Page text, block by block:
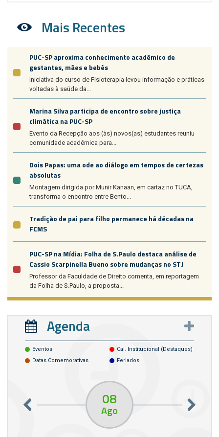
Mais Recentes
PUC-SP aproxima conhecimento acadêmico de
gestantes, mães e bebês
Iniciativa do curso de Fisioterapia levou informação e práticas
voltadas à saúde da...
Marina Silva participa de encontro sobre justiça
climática na PUC-SP
Evento da Recepção aos (às) novos(as) estudantes reuniu
comunidade acadêmica para...
Dois Papas: uma ode ao diálogo em tempos de certezas
absolutas
Montagem dirigida por Munir Kanaan, em cartaz no TUCA,
transforma o encontro entre Bento...
Tradição de pai para filho permanece há décadas na
FCMS
PUC-SP na Mídia: Folha de S.Paulo destaca análise de
Cassio Scarpinella Bueno sobre mudanças no STJ
Professor da Faculdade de Direito comenta, em reportagem
da Folha de S.Paulo, a proposta...
Agenda
Eventos
Cal. Institucional (destaques)
Datas Comemorativas
Feriados
08
Ago